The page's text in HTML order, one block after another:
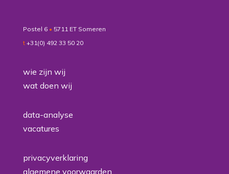
Postel 6 • 5711 ET Someren
t +31(0) 492 33 50 20
wie zijn wij
wat doen wij
data-analyse
vacatures
privacyverklaring
algemene voorwaarden